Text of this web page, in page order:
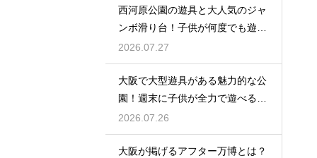
西河原公園の遊具と大人気のジャ
ンボ滑り台！子供が何度でも遊ぶ
穴場
2026.07.27
大阪で大型遊具がある魅力的な公
園！週末に子供が全力で遊べる場
所
2026.07.26
大阪が掲げるアフター万博とは？